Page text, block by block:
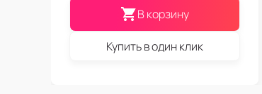
В корзину
Купить в один клик